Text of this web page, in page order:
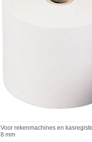
Voor rekenmachines en
8 mm